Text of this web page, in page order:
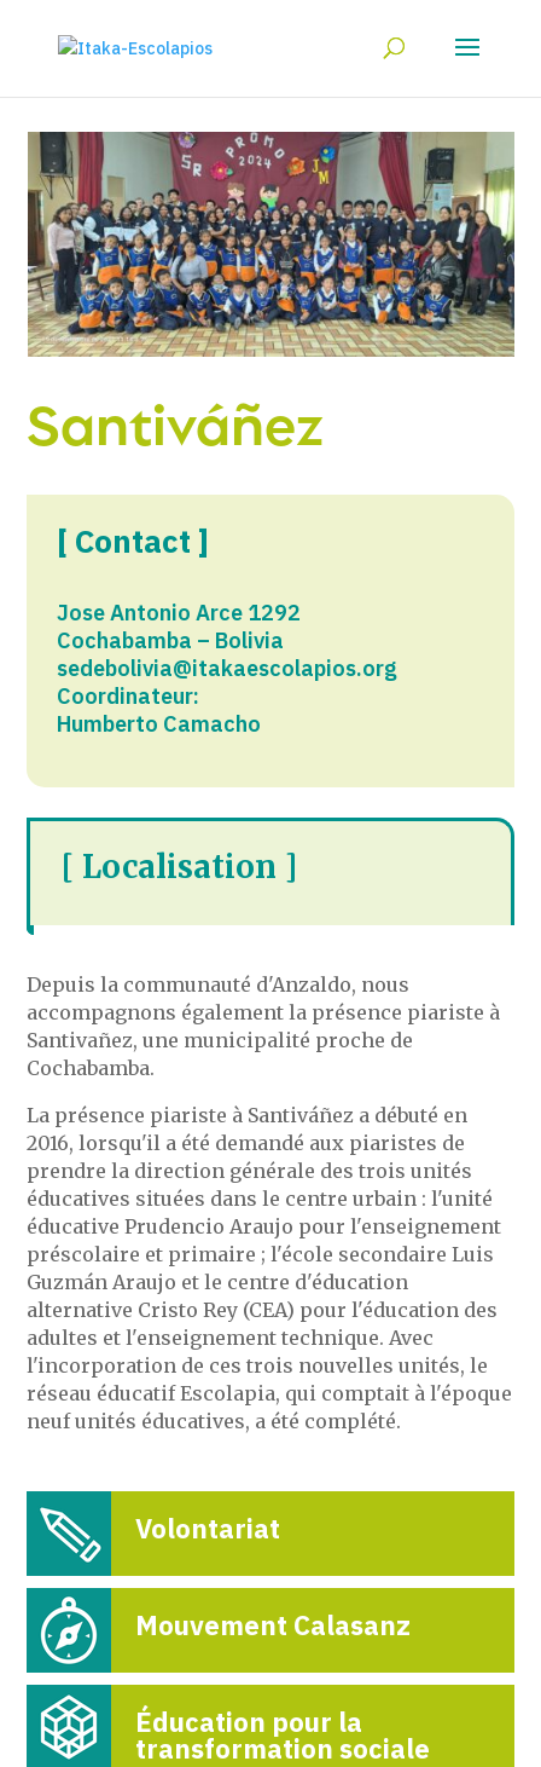
Santiváñez
[ Contact ]
Jose Antonio Arce 1292
Cochabamba – Bolivia
sedebolivia@itakaescolapios.org
Coordinateur:
Humberto Camacho
[ Localisation ]
Depuis la communauté d'Anzaldo, nous
accompagnons également la présence piariste à
Santivañez, une municipalité proche de
Cochabamba.
La présence piariste à Santiváñez a débuté en
2016, lorsqu'il a été demandé aux piaristes de
prendre la direction générale des trois unités
éducatives situées dans le centre urbain : l'unité
éducative Prudencio Araujo pour l'enseignement
préscolaire et primaire ; l'école secondaire Luis
Guzmán Araujo et le centre d'éducation
alternative Cristo Rey (CEA) pour l'éducation des
adultes et l'enseignement technique. Avec
l'incorporation de ces trois nouvelles unités, le
réseau éducatif Escolapia, qui comptait à l'époque
neuf unités éducatives, a été complété.
Volontariat
Mouvement Calasanz
Éducation pour la
transformation sociale